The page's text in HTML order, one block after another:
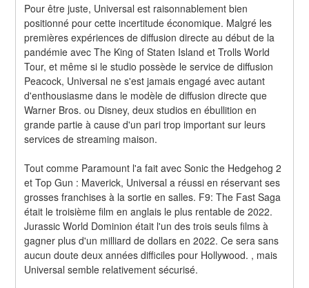
Pour être juste, Universal est raisonnablement bien
positionné pour cette incertitude économique. Malgré les
premières expériences de diffusion directe au début de la
pandémie avec The King of Staten Island et Trolls World
Tour, et même si le studio possède le service de diffusion
Peacock, Universal ne s'est jamais engagé avec autant
d'enthousiasme dans le modèle de diffusion directe que
Warner Bros. ou Disney, deux studios en ébullition en
grande partie à cause d'un pari trop important sur leurs
services de streaming maison.
Tout comme Paramount l'a fait avec Sonic the Hedgehog 2
et Top Gun : Maverick, Universal a réussi en réservant ses
grosses franchises à la sortie en salles. F9: The Fast Saga
était le troisième film en anglais le plus rentable de 2022.
Jurassic World Dominion était l'un des trois seuls films à
gagner plus d'un milliard de dollars en 2022. Ce sera sans
aucun doute deux années difficiles pour Hollywood. , mais
Universal semble relativement sécurisé.